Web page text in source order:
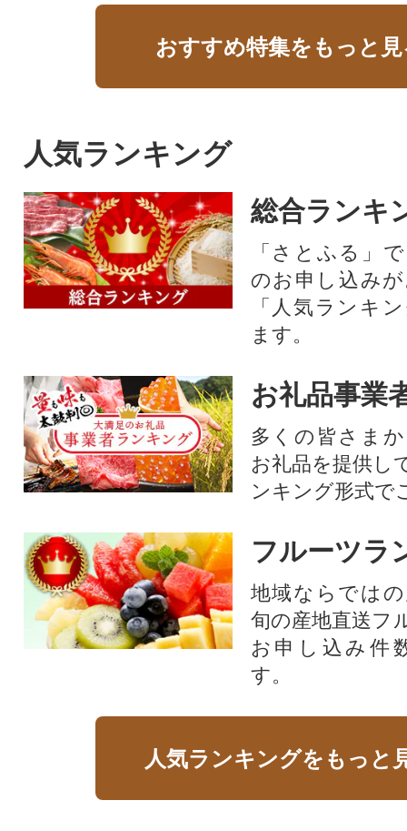
おすすめ特集をもっと
人気ランキング
総合ランキ
「さとふる」
のお申し込み
「人気ランキ
ます。
お礼品事業
多くの皆さま
お礼品を提供し
ンキング形式で
フルーツラ
地域ならでは
旬の産地直送フ
お申し込み件
す。
人気ランキングをもっと